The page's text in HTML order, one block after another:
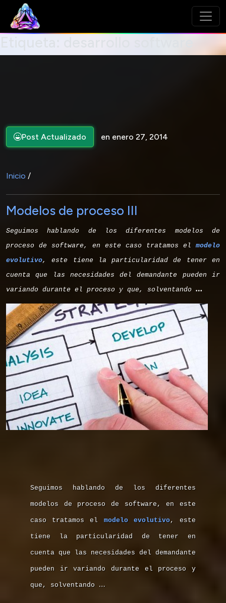
Post Actualizado en enero 27, 2014
Inicio /
Modelos de proceso III
Seguimos hablando de los diferentes modelos de
proceso de software, en este caso tratamos el modelo
evolutivo, este tiene la particularidad de tener en
cuenta que las necesidades del demandante pueden ir
variando durante el proceso y que, solventando …
Seguimos hablando de los diferentes
modelos de proceso de software, en este
caso tratamos el modelo evolutivo, este
tiene la particularidad de tener en
cuenta que las necesidades del demandante
pueden ir variando durante el proceso y
que, solventando …